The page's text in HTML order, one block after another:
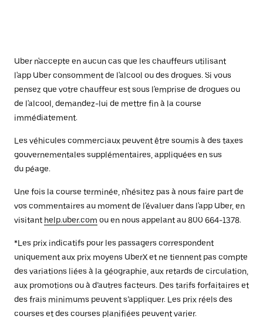
Uber n'accepte en aucun cas que les chauffeurs utilisant
l'app Uber consomment de l'alcool ou des drogues. Si vous
pensez que votre chauffeur est sous l'emprise de drogues ou
de l'alcool, demandez-lui de mettre fin à la course
immédiatement.
Les véhicules commerciaux peuvent être soumis à des taxes
gouvernementales supplémentaires, appliquées en sus
du péage.
Une fois la course terminée, n'hésitez pas à nous faire part de
vos commentaires au moment de l'évaluer dans l'app Uber, en
visitant help.uber.com ou en nous appelant au 800 664-1378.
*Les prix indicatifs pour les passagers correspondent
uniquement aux prix moyens UberX et ne tiennent pas compte
des variations liées à la géographie, aux retards de circulation,
aux promotions ou à d’autres facteurs. Des tarifs forfaitaires et
des frais minimums peuvent s’appliquer. Les prix réels des
courses et des courses planifiées peuvent varier.